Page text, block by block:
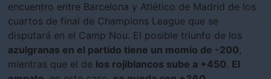
encuentro entre Barcelona y Atlético de Madrid de los
cuartos de final de Champions League que se
disputará en el Camp Nou. El posible triunfo de los
azulgranas en el partido tiene un momio de -200,
mientras que el de los rojiblancos sube a +450. El